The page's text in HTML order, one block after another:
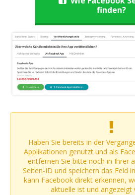
finden?
Haben Sie bereits in der
Applikationen genutzt und als
entfernen Sie bitte noch in Ihrer
Seiten-ID und speichern das Feld
kann Facebook direkt erkennen,
aktuelle ist und angezeigt